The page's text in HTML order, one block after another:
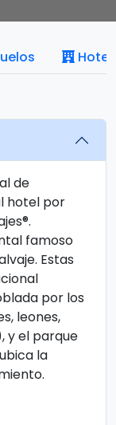
de
hotel por
famoso
Estas
por los
leones,
y el parque
la